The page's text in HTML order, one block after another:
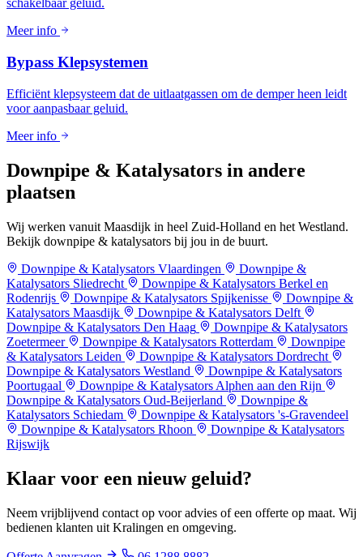
schakelbaar geluid.
Meer info
Bypass Klepsystemen
Efficiënt klepsysteem dat de uitlaatgassen om de demper heen leidt
voor aanpasbaar geluid.
Meer info
Downpipe & Katalysators in andere
plaatsen
Wij werken vanuit Maasdijk in heel Zuid-Holland en het Westland.
Bekijk downpipe & katalysators bij jou in de buurt.
Downpipe & Katalysators Vlaardingen
Downpipe &
Katalysators Sliedrecht
Downpipe & Katalysators Berkel en
Rodenrijs
Downpipe & Katalysators Spijkenisse
Downpipe &
Katalysators Maasdijk
Downpipe & Katalysators Delft
Downpipe & Katalysators Den Haag
Downpipe & Katalysators
Zoetermeer
Downpipe & Katalysators Rotterdam
Downpipe
& Katalysators Leiden
Downpipe & Katalysators Dordrecht
Downpipe & Katalysators Westland
Downpipe & Katalysators
Poortugaal
Downpipe & Katalysators Alphen aan den Rijn
Downpipe & Katalysators Oud-Beijerland
Downpipe &
Katalysators Schiedam
Downpipe & Katalysators 's-Gravendeel
Downpipe & Katalysators Rhoon
Downpipe & Katalysators
Rijswijk
Klaar voor een nieuw geluid?
Neem vrijblijvend contact op voor advies of een offerte op maat. Wij
bedienen klanten uit Kralingen en omgeving.